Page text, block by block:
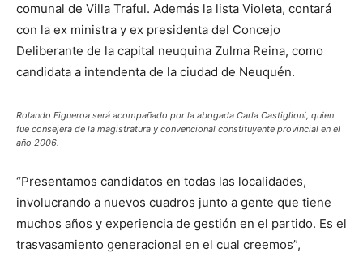
comunal de Villa Traful. Además la lista Violeta, contará
con la ex ministra y ex presidenta del Concejo
Deliberante de la capital neuquina Zulma Reina, como
candidata a intendenta de la ciudad de Neuquén.
Rolando Figueroa será acompañado por la abogada Carla Castiglioni, quien
fue consejera de la magistratura y convencional constituyente provincial en el
año 2006.
“Presentamos candidatos en todas las localidades,
involucrando a nuevos cuadros junto a gente que tiene
muchos años y experiencia de gestión en el partido. Es el
trasvasamiento generacional en el cual creemos”,